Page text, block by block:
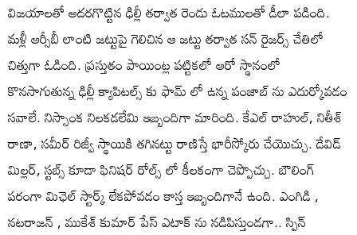
విజయాలతో అదరగొట్టిన ఢిల్లీ తర్వాత రెండు ఓటములతో డీలా పడింది.
మళ్లీ ఆర్సీబీ లాంటి జట్టుపై గెలిచిన ఆ జట్టు తర్వాత సన్ రైజర్స్ చేతిలో
చిత్తుగా ఓడింది. ప్రస్తుతం పాయింట్ల పట్టికలో ఆరో స్థానంలో
కొనసాగుతున్న ఢిల్లీ క్యాపిటల్స్ కు ఫామ్ లో ఉన్న పంజాబ్ ను ఎదుర్కోవడం
సవాలే. నిస్సాంక నిలకడలేమి ఇబ్బందిగా మారింది. కేఎల్ రాహుల్, నితీశ్
రాణా, సమీర్ రిజ్వీ స్థాయికి తగినట్టు రాణిస్తే భారీస్కోరు చేయొచ్చు. డేవిడ్
మిల్లర్, స్టబ్స్ కూడా ఫినిషర్ రోల్స్ లో కీలకంగా చెప్పొచ్చు. బౌలింగ్
పరంగా మిఛెల్ స్టార్క్ లేకపోవడం కాస్త ఇబ్బందిగానే ఉంది. ఎంగిడి ,
నటరాజన్ , ముకేశ్ కుమార్ పేస్ ఎటాక్ ను నడిపిస్తుండగా.. స్పిన్